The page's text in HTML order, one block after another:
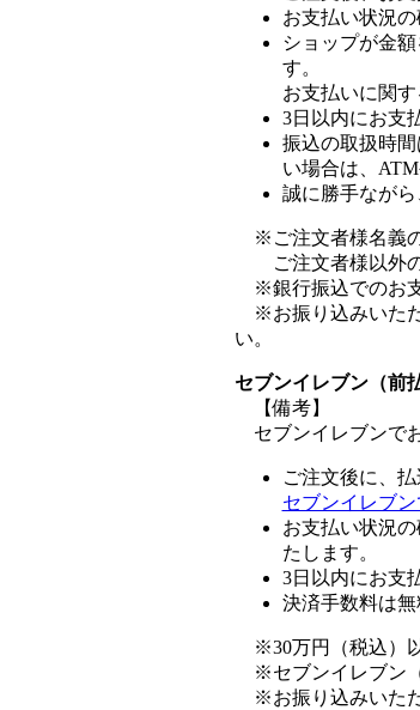
お支払い状況
ショップが金
す。
お支払いに関
3日以内にお支
振込の取扱時
い場合は、
誠に勝手なが
※ご注文者様名義の
ご注文者様以外の
※銀行振込でのお
※お振り込みいただ
い。
セブンイレブン（前払
【備考】
セブンイレブンで
ご注文後に、
セブンイレブ
お支払い状況
たします。
3日以内にお支
決済手数料は無
※30万円（税込）以
※セブンイレブン
※お振り込みいただ